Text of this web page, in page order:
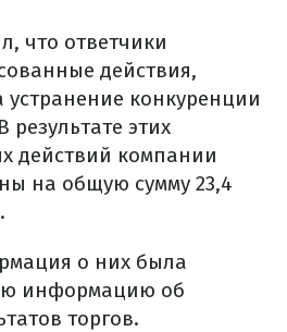
что ответчики
действия,
конкуренции
результате этих
действий компании
на общую сумму 23,4
о них была
информацию об
торгов.